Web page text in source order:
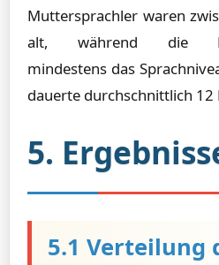
Muttersprachler waren
alt, während die
mindestens das
dauerte durchschnittlich 12
5.
5.1 Verteilung